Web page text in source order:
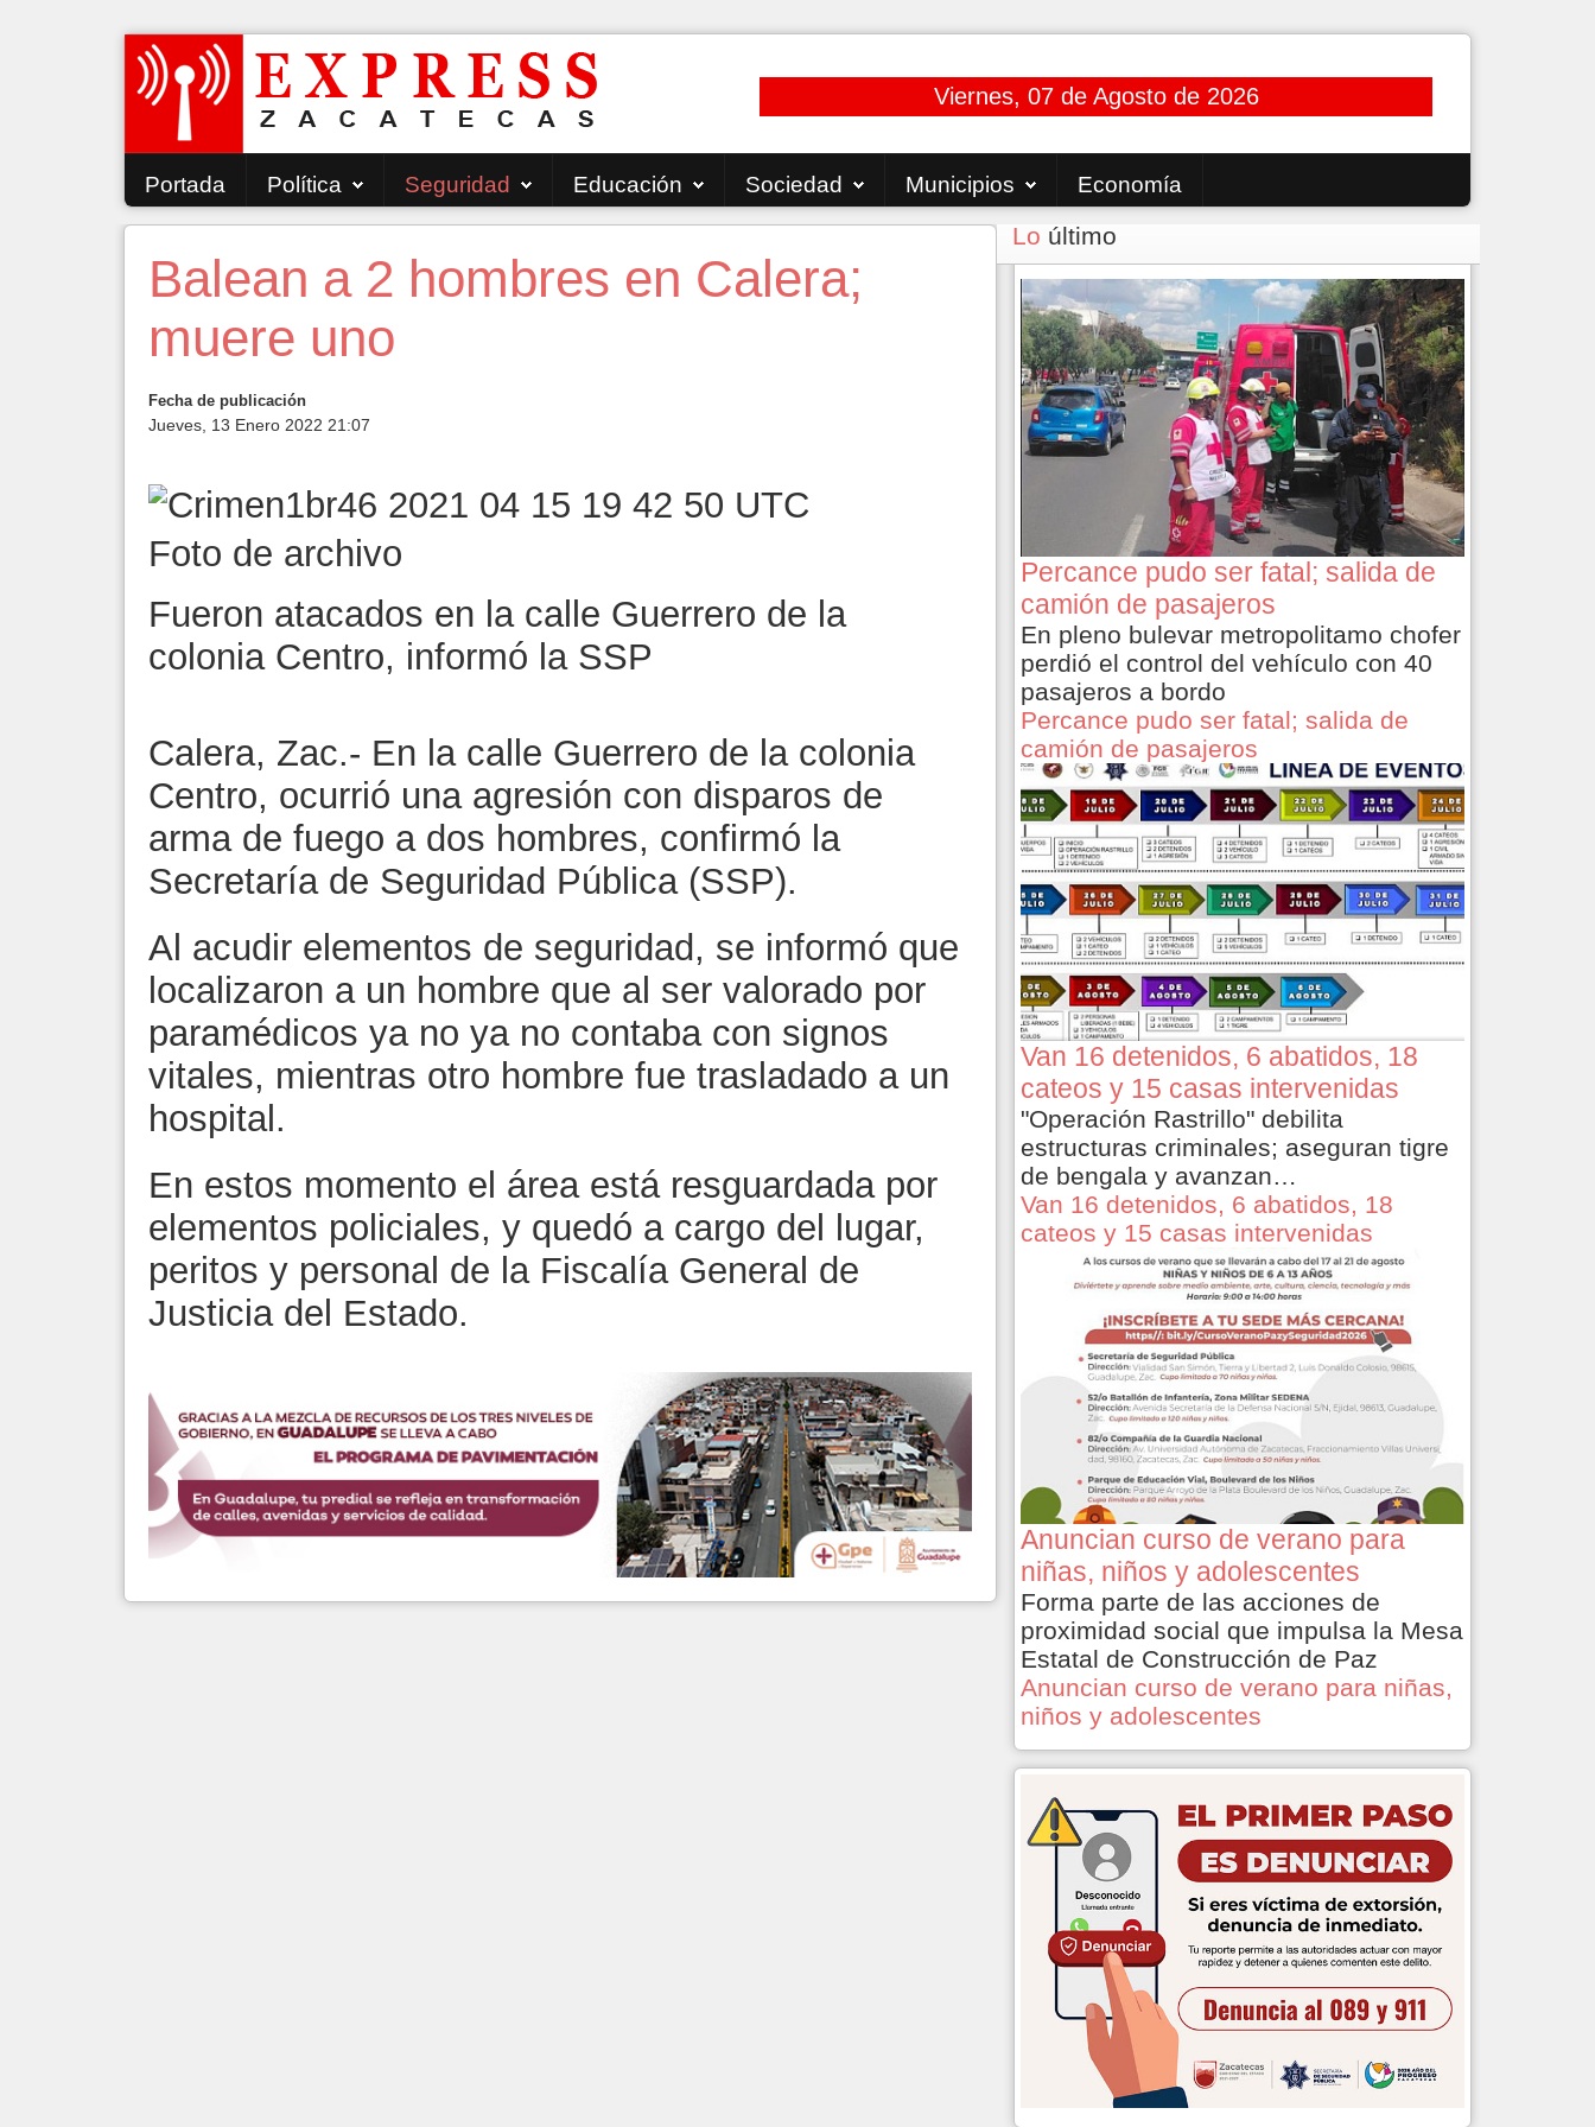
Viernes, 07 de Agosto de 2026
Portada Política Seguridad Educación Sociedad Municipios Economía
Balean a 2 hombres en Calera;
muere uno
Fecha de publicación
Jueves, 13 Enero 2022 21:07
Foto de archivo
Fueron atacados en la calle Guerrero de la
colonia Centro, informó la SSP
Calera, Zac.- En la calle Guerrero de la colonia
Centro, ocurrió una agresión con disparos de
arma de fuego a dos hombres, confirmó la
Secretaría de Seguridad Pública (SSP).
Al acudir elementos de seguridad, se informó que
localizaron a un hombre que al ser valorado por
paramédicos ya no ya no contaba con signos
vitales, mientras otro hombre fue trasladado a un
hospital.
En estos momento el área está resguardada por
elementos policiales, y quedó a cargo del lugar,
peritos y personal de la Fiscalía General de
Justicia del Estado.
Lo último
Percance pudo ser fatal; salida de
camión de pasajeros
En pleno bulevar metropolitamo chofer
perdió el control del vehículo con 40
pasajeros a bordo
Percance pudo ser fatal; salida de
camión de pasajeros
Van 16 detenidos, 6 abatidos, 18
cateos y 15 casas intervenidas
"Operación Rastrillo" debilita
estructuras criminales; aseguran tigre
de bengala y avanzan…
Van 16 detenidos, 6 abatidos, 18
cateos y 15 casas intervenidas
Anuncian curso de verano para
niñas, niños y adolescentes
Forma parte de las acciones de
proximidad social que impulsa la Mesa
Estatal de Construcción de Paz
Anuncian curso de verano para niñas,
niños y adolescentes